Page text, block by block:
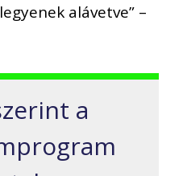
alávetve” –
a